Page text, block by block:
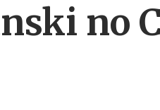
no